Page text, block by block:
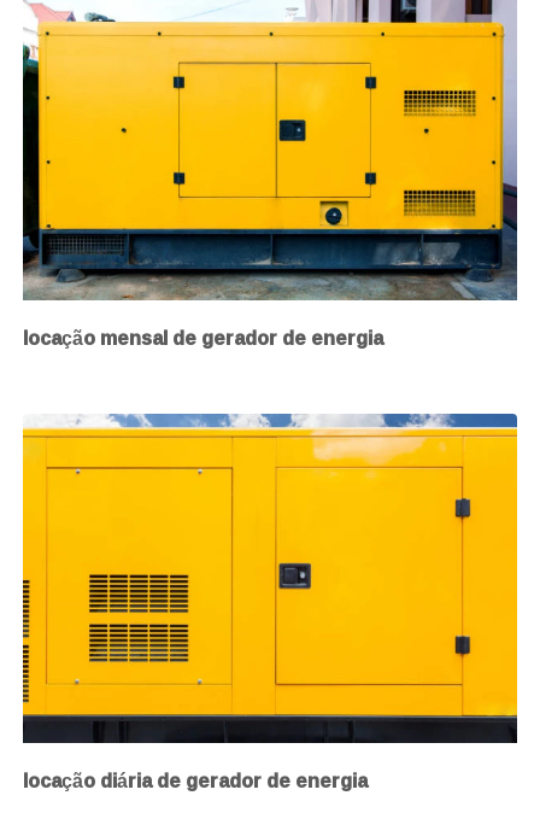
locação mensal de gerador de energia
locação diária de gerador de energia